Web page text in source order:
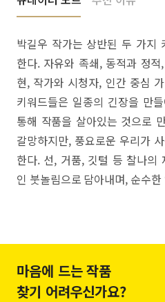
박길우 작가는 상반된 두 가지
한다. 자유와 족쇄, 동적과 정
현, 작가와 시청자, 인간 중심
키워드들은 일종의 긴장을 만
통해 작품을 살아있는 것으로
갈망하지만, 풍요로운 우리가
한다. 선, 거품, 깃털 등 찰나의
인 붓놀림으로 담아내며, 순수
마음에 드는 작품
찾기 어려우신가요?